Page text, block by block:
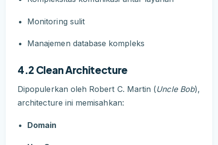
Monitoring sulit
Manajemen database kompleks
4.2 Clean Architecture
Dipopulerkan oleh Robert C. Martin (Uncle Bob),
architecture ini memisahkan:
Domain